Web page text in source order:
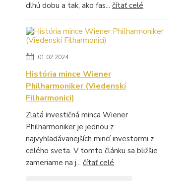
dlhú dobu a tak, ako fas... čítať celé
01.02.2024
História mince Wiener
Philharmoniker (Viedenskí
Filharmonici)
Zlatá investičná minca Wiener
Philharmoniker je jednou z
najvyhľadávanejších mincí investormi z
celého sveta. V tomto článku sa bližšie
zameriame na j... čítať celé